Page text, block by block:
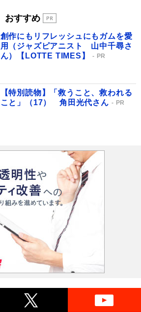
おすすめ
創作にもリフレッシュにもガムを愛
用（ジャズピアニスト 山中千尋さ
ん）【LOTTE TIMES】
PR
【特別読物】「救うこと、救われる
こと」（17） 角田光代さん
PR